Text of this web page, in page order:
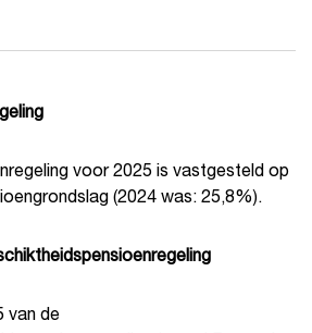
voor 2025 is vastgesteld op
(2024 was: 25,8%).
van de